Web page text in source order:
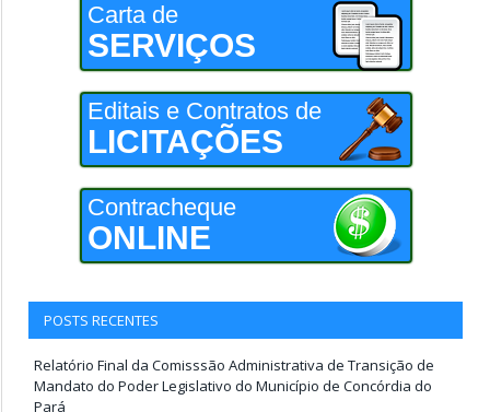
Carta de
SERVIÇOS
Editais e Contratos de
LICITAÇÕES
Contracheque
ONLINE
POSTS RECENTES
Relatório Final da Comisssão Administrativa de Transição de
Mandato do Poder Legislativo do Município de Concórdia do
Pará